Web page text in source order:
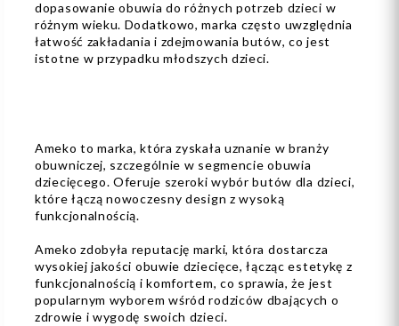
dopasowanie obuwia do różnych potrzeb dzieci w
różnym wieku. Dodatkowo, marka często uwzględnia
łatwość zakładania i zdejmowania butów, co jest
istotne w przypadku młodszych dzieci.
Ameko to marka, która zyskała uznanie w branży
obuwniczej, szczególnie w segmencie obuwia
dziecięcego. Oferuje szeroki wybór butów dla dzieci,
które łączą nowoczesny design z wysoką
funkcjonalnością.
Ameko zdobyła reputację marki, która dostarcza
wysokiej jakości obuwie dziecięce, łącząc estetykę z
funkcjonalnością i komfortem, co sprawia, że jest
popularnym wyborem wśród rodziców dbających o
zdrowie i wygodę swoich dzieci.